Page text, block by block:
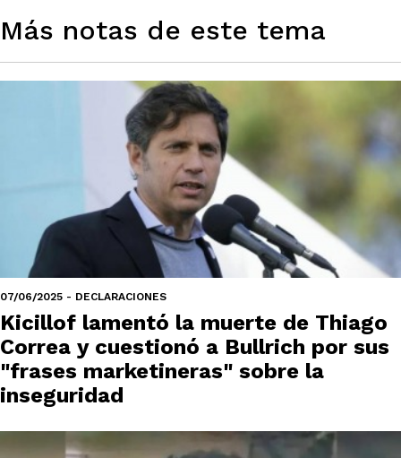
Más notas de este tema
07/06/2025 - DECLARACIONES
Kicillof lamentó la muerte de Thiago
Correa y cuestionó a Bullrich por sus
"frases marketineras" sobre la
inseguridad